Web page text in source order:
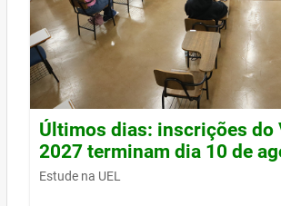
Últimos dias: inscrições do
2027 terminam dia 10 de
Estude na UEL